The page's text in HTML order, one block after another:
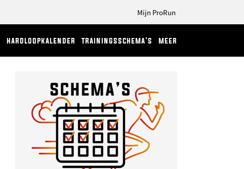
Mijn ProRun
hardloopkalender trainingsschema’s meer